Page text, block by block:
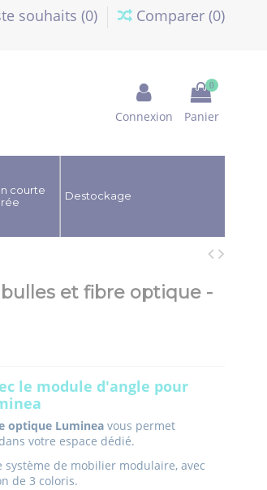
souhaits (0) Comparer (0)
Connexion
0
Panier
courte
Destockage
et fibre optique -
le module d'angle pour
optique Luminea vous permet
dans votre espace dédié.
de mobilier modulaire, avec
de 3 coloris.